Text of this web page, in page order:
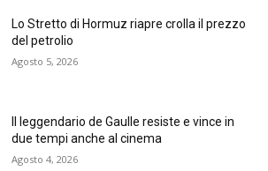
Lo Stretto di Hormuz riapre crolla il prezzo
del petrolio
Agosto 5, 2026
Il leggendario de Gaulle resiste e vince in
due tempi anche al cinema
Agosto 4, 2026